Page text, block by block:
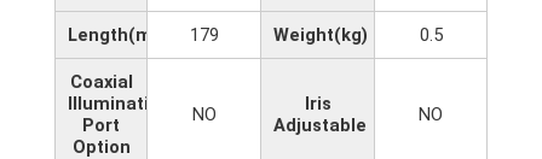
Length(mm) 179 Weight(kg) 0.5
Coaxial
Illumination
Port
Option
NO
Iris
Adjustable
NO